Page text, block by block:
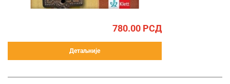
780.00 РСД
Детаљније